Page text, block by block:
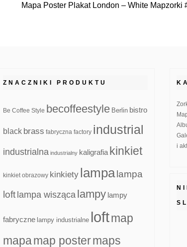
Mapa Poster Plakat London – White Mapzorki
ZNACZNIKI PRODUKTU
Be Coffee Style becoffeestyle Berlin bistro
black brass fabryczna factory industrial
industrialna industrialny kaligrafia kinkiet
kinkiet obrazowy kinkiety lampa lampa
loft lampa wisząca lampy lampy
fabryczne lampy industrialne loftmap
mapamap postermaps
i